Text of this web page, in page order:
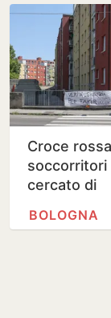
Croce
soccorritori
cercato di
BOLOGNA